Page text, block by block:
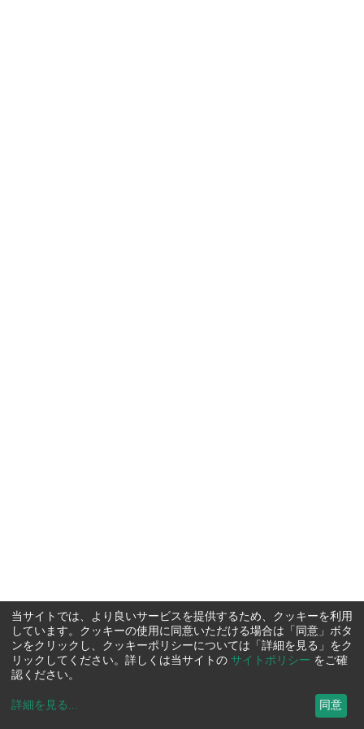
当サイトでは、より良いサービスを提供するため、クッキーを利用
しています。クッキーの使用に同意いただける場合は「同意」ボタ
ンをクリックし、クッキーポリシーについては「詳細を見る」をク
リックしてください。詳しくは当サイトの サイトポリシー をご確
認ください。
詳細を見る ... 同意